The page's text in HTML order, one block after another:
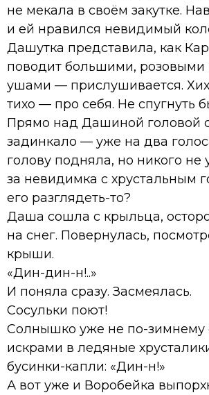
не мекала в своём закутке.
и ей нравился невидимый
Дашутка представила, как
поводит большими, розовыми
ушами — прислушивается.
тихо — про себя. Не спугнуть
Прямо над Дашиной головой
задинкало — уже на два
голову подняла, но никого не
за невидимка с хрустальным
его разглядеть-то?
Даша сошла с крыльца,
на снег. Повернулась,
крыши.
«Дин-дин-н!..»
И поняла сразу. Засмеялась.
Сосульки поют!
Солнышко уже не по-зимнему
искрами в ледяные
бусинки-капли: «Дин-н!»
А вот уже и Воробейка